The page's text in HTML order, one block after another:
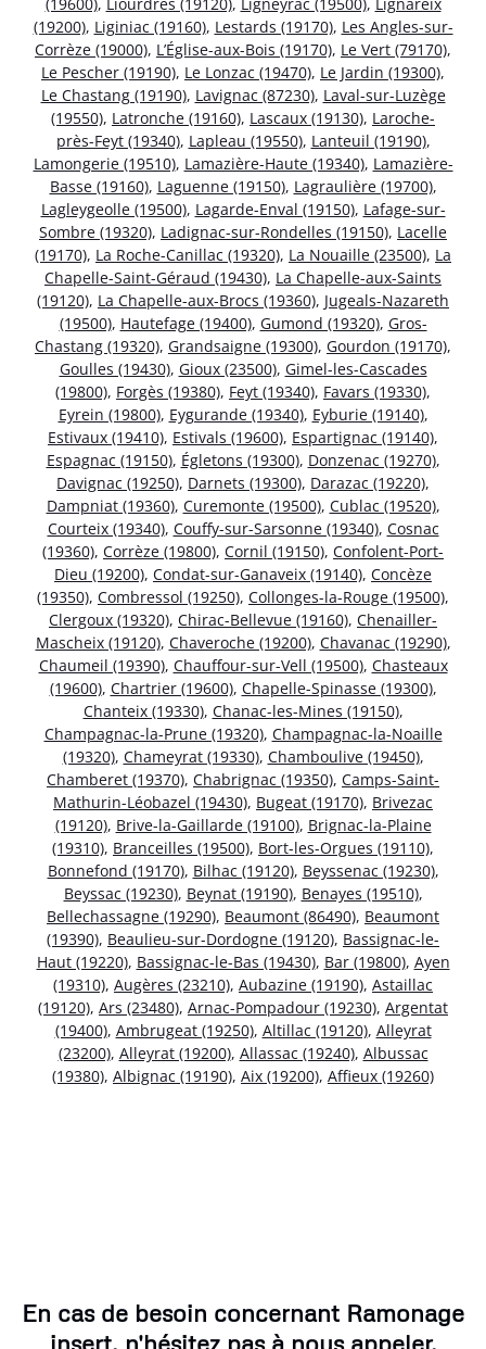
(19200), Liginiac (19160), Lestards (19170), Les Angles-sur-
Corrèze (19000), L’Église-aux-Bois (19170), Le Vert (79170),
Le Pescher (19190), Le Lonzac (19470), Le Jardin (19300),
Le Chastang (19190), Lavignac (87230), Laval-sur-Luzège
(19550), Latronche (19160), Lascaux (19130), Laroche-
près-Feyt (19340), Lapleau (19550), Lanteuil (19190),
Lamongerie (19510), Lamazière-Haute (19340), Lamazière-
Basse (19160), Laguenne (19150), Lagraulière (19700),
Lagleygeolle (19500), Lagarde-Enval (19150), Lafage-sur-
Sombre (19320), Ladignac-sur-Rondelles (19150), Lacelle
(19170), La Roche-Canillac (19320), La Nouaille (23500), La
Chapelle-Saint-Géraud (19430), La Chapelle-aux-Saints
(19120), La Chapelle-aux-Brocs (19360), Jugeals-Nazareth
(19500), Hautefage (19400), Gumond (19320), Gros-
Chastang (19320), Grandsaigne (19300), Gourdon (19170),
Goulles (19430), Gioux (23500), Gimel-les-Cascades
(19800), Forgès (19380), Feyt (19340), Favars (19330),
Eyrein (19800), Eygurande (19340), Eyburie (19140),
Estivaux (19410), Estivals (19600), Espartignac (19140),
Espagnac (19150), Égletons (19300), Donzenac (19270),
Davignac (19250), Darnets (19300), Darazac (19220),
Dampniat (19360), Curemonte (19500), Cublac (19520),
Courteix (19340), Couffy-sur-Sarsonne (19340), Cosnac
(19360), Corrèze (19800), Cornil (19150), Confolent-Port-
Dieu (19200), Condat-sur-Ganaveix (19140), Concèze
(19350), Combressol (19250), Collonges-la-Rouge (19500),
Clergoux (19320), Chirac-Bellevue (19160), Chenailler-
Mascheix (19120), Chaveroche (19200), Chavanac (19290),
Chaumeil (19390), Chauffour-sur-Vell (19500), Chasteaux
(19600), Chartrier (19600), Chapelle-Spinasse (19300),
Chanteix (19330), Chanac-les-Mines (19150),
Champagnac-la-Prune (19320), Champagnac-la-Noaille
(19320), Chameyrat (19330), Chamboulive (19450),
Chamberet (19370), Chabrignac (19350), Camps-Saint-
Mathurin-Léobazel (19430), Bugeat (19170), Brivezac
(19120), Brive-la-Gaillarde (19100), Brignac-la-Plaine
(19310), Branceilles (19500), Bort-les-Orgues (19110),
Bonnefond (19170), Bilhac (19120), Beyssenac (19230),
Beyssac (19230), Beynat (19190), Benayes (19510),
Bellechassagne (19290), Beaumont (86490), Beaumont
(19390), Beaulieu-sur-Dordogne (19120), Bassignac-le-
Haut (19220), Bassignac-le-Bas (19430), Bar (19800), Ayen
(19310), Augères (23210), Aubazine (19190), Astaillac
(19120), Ars (23480), Arnac-Pompadour (19230), Argentat
(19400), Ambrugeat (19250), Altillac (19120), Alleyrat
(23200), Alleyrat (19200), Allassac (19240), Albussac
(19380), Albignac (19190), Aix (19200), Affieux (19260)
En cas de besoin concernant Ramonage